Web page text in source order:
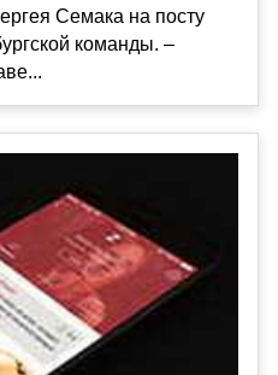
Семака на посту
команды. –